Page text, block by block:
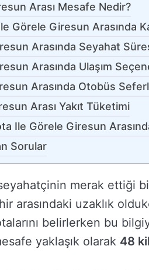
Arası Mesafe Nedir?
Görele Giresun Arasında
Arasında Seyahat
Arasında Ulaşım
Arasında Otobüs
Arası Yakıt Tüketimi
Ile Görele Giresun
Sorular
merak ettiği
arasındaki uzaklık
belirlerken bu
yaklaşık olarak 48